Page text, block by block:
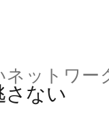
ネットワー
さない